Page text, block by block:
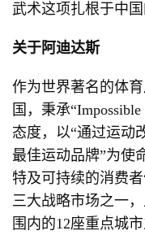
武术这项扎根于中
关于阿迪达斯
作为世界著名的体
国，秉承
态度，以“通过运动
最佳运动品牌”为使
特及可持续的消费
三大战略市场之一
围内的12座重点城